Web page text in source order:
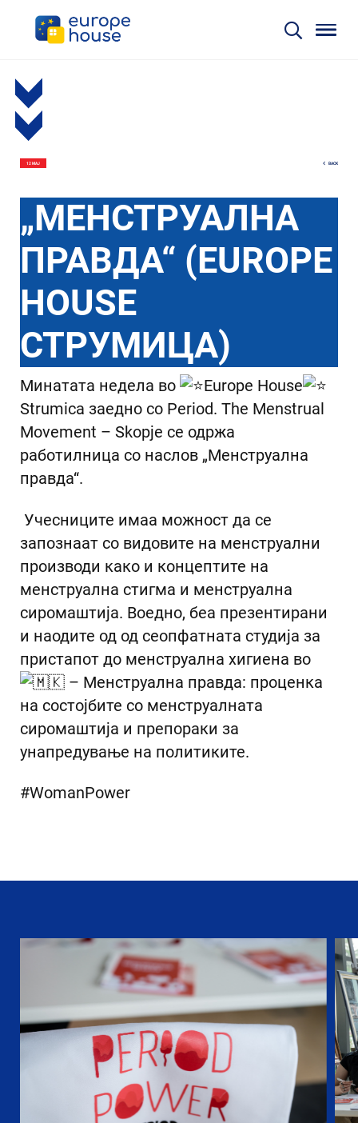
12 МАЈ BACK
„МЕНСТРУАЛНА
ПРАВДА“ (EUROPE
HOUSE
СТРУМИЦА)
Минатата недела во
Europe House
Strumica заедно со Period. The Menstrual
Movement – Skopje се одржа
работилница со наслов „Менструална
правда“.
Учесниците имаа можност да се
запознаат со видовите на менструални
производи како и концептите на
менструална стигма и менструална
сиромаштија. Воедно, беа презентирани
и наодите од од сеопфатната студија за
пристапот до менструална хигиена во
– Менструална правда: проценка
на состојбите со менструалната
сиромаштија и препораки за
унапредување на политиките.
#WomanPower